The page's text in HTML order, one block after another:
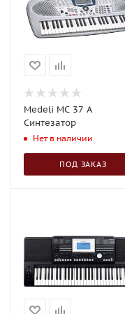
Medeli МС 37 A
Синтезатор
Нет в наличии
ПОД ЗАКАЗ